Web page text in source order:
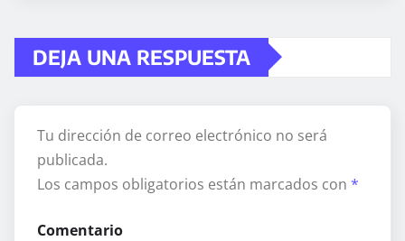
DEJA UNA RESPUESTA
Tu dirección de correo electrónico no será
publicada.
Los campos obligatorios están marcados con *
Comentario